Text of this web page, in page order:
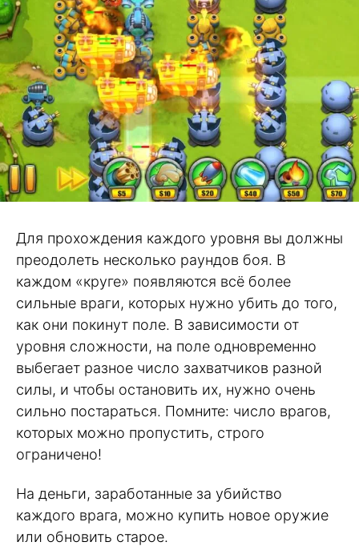
Для прохождения каждого уровня вы должны
преодолеть несколько раундов боя. В
каждом «круге» появляются всё более
сильные враги, которых нужно убить до того,
как они покинут поле. В зависимости от
уровня сложности, на поле одновременно
выбегает разное число захватчиков разной
силы, и чтобы остановить их, нужно очень
сильно постараться. Помните: число врагов,
которых можно пропустить, строго
ограничено!
На деньги, заработанные за убийство
каждого врага, можно купить новое оружие
или обновить старое.